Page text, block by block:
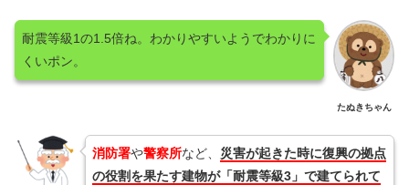
たぬきちゃん
耐震等級1の1.5倍ね。わかりやすいようでわかりに
くいポン。
消防署や警察所など、 災害が起きた時に復興の拠点
の役割を果たす建物が「耐震等級3」で建てられて